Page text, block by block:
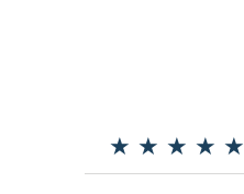
★ ★ ★ ★ ★